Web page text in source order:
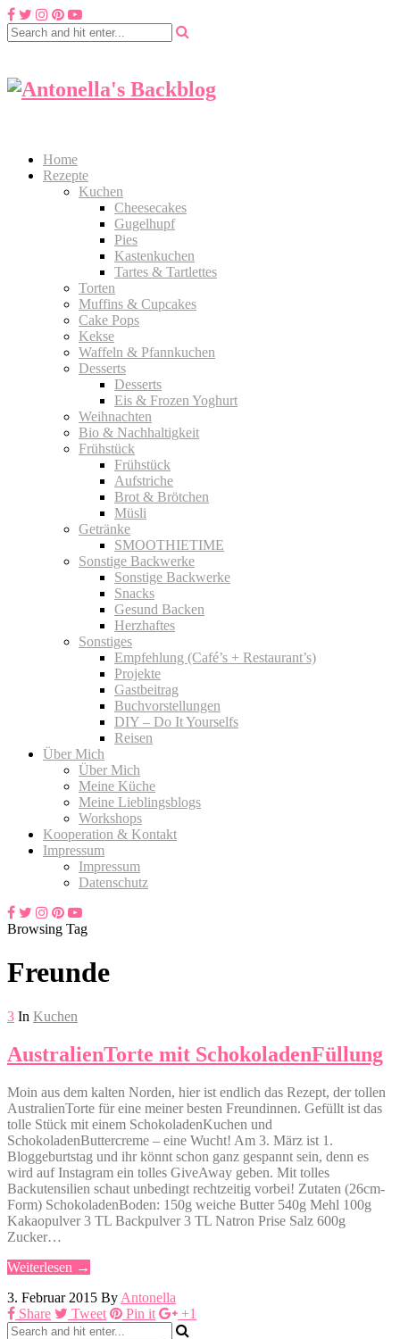
Home
Rezepte
Kuchen
Cheesecakes
Gugelhupf
Pies
Kastenkuchen
Tartes & Tartlettes
Torten
Muffins & Cupcakes
Cake Pops
Kekse
Waffeln & Pfannkuchen
Desserts
Desserts
Eis & Frozen Yoghurt
Weihnachten
Bio & Nachhaltigkeit
Frühstück
Frühstück
Aufstriche
Brot & Brötchen
Müsli
Getränke
SMOOTHIETIME
Sonstige Backwerke
Sonstige Backwerke
Snacks
Gesund Backen
Herzhaftes
Sonstiges
Empfehlung (Café’s + Restaurant’s)
Projekte
Gastbeitrag
Buchvorstellungen
DIY – Do It Yourselfs
Reisen
Über Mich
Über Mich
Meine Küche
Meine Lieblingsblogs
Workshops
Kooperation & Kontakt
Impressum
Impressum
Datenschutz
Browsing Tag
Freunde
3 In Kuchen
AustralienTorte mit SchokoladenFüllung
Moin aus dem kalten Norden, hier ist endlich das Rezept, der tollen
AustralienTorte für eine meiner besten Freundinnen. Gefüllt ist das
tolle Stück mit einem SchokoladenKuchen und
SchokoladenButtercreme – eine Wucht! Am 3. März ist 1.
Bloggeburtstag und ihr könnt schon ganz gespannt sein, denn es
wird auf Instagram ein tolles GiveAway geben. Mit tolles
Backutensilien schaut unbedingt rechtzeitig vorbei! Zutaten (26cm-
Form) SchokoladenBoden: 150g weiche Butter 540g Mehl 100g
Kakaopulver 3 TL Backpulver 3 TL Natron Prise Salz 600g
Zucker…
Weiterlesen →
3. Februar 2015 By Antonella
Share
Tweet Pin it +1